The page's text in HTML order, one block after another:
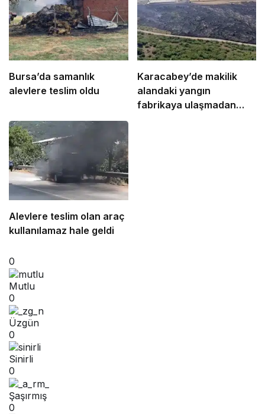
Bursa’da samanlık
alevlere teslim oldu
Karacabey’de makilik
alandaki yangın
fabrikaya ulaşmadan
Alevlere teslim olan araç
kullanılamaz hale geldi
0
Mutlu
0
Üzgün
0
Sinirli
0
Şaşırmış
0